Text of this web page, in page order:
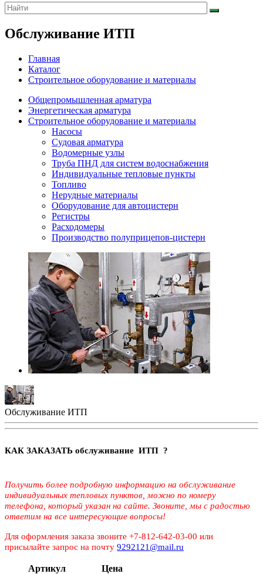
Обслуживание ИТП
Главная
Каталог
Строительное оборудование и материалы
Общепромышленная арматура
Энергетическая арматура
Строительное оборудование и материалы
Насосы
Судовая арматура
Водомерные узлы
Труба ПНД для систем водоснабжения
Индивидуальные тепловые пункты
Топливо
Нерудные материалы
Оборудование для автоцистерн
Регистры
Расходомеры
Производство полуприцепов-цистерн
Обслуживание ИТП
КАК ЗАКАЗАТЬ обслуживание ИТП ?
Получить более подробную информацию на обслуживание
индивидуальных тепловых пунктов, можно по номеру
телефона, который указан на сайте. Звоните, мы с радостью
ответим на все интересующие вопросы!
Для оформления заказа звоните +7-812-642-03-00 или
присылайте запрос на почту 9292121@mail.ru
Артикул
Цена